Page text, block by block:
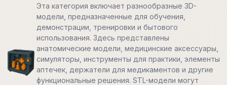
Эта категория включает разнообразные 3D-
модели, предназначенные для обучения,
демонстрации, тренировки и бытового
использования. Здесь представлены
анатомические модели, медицинские аксессуары,
симуляторы, инструменты для практики, элементы
аптечек, держатели для медикаментов и другие
функциональные решения. STL-модели могут